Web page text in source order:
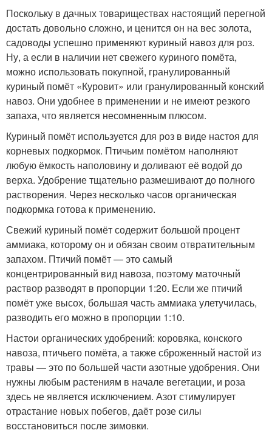
Поскольку в дачных товариществах настоящий перегной
достать довольно сложно, и ценится он на вес золота,
садоводы успешно применяют куриный навоз для роз.
Ну, а если в наличии нет свежего куриного помёта,
можно использовать покупной, гранулированный
куриный помёт «Куровит» или гранулированный конский
навоз. Они удобнее в применении и не имеют резкого
запаха, что является несомненным плюсом.
Куриный помёт используется для роз в виде настоя для
корневых подкормок. Птичьим помётом наполняют
любую ёмкость наполовину и доливают её водой до
верха. Удобрение тщательно размешивают до полного
растворения. Через несколько часов органическая
подкормка готова к применению.
Свежий куриный помёт содержит большой процент
аммиака, которому он и обязан своим отвратительным
запахом. Птичий помёт — это самый
концентрированный вид навоза, поэтому маточный
раствор разводят в пропорции 1:20. Если же птичий
помёт уже высох, большая часть аммиака улетучилась,
разводить его можно в пропорции 1:10.
Настои органических удобрений: коровяка, конского
навоза, птичьего помёта, а также сброженный настой из
травы — это по большей части азотные удобрения. Они
нужны любым растениям в начале вегетации, и роза
здесь не является исключением. Азот стимулирует
отрастание новых побегов, даёт розе силы
восстановиться после зимовки.